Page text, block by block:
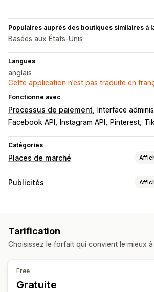
Populaires auprès des boutiques similaires à
Basées aux États-Unis
Langues
anglais
Cette application n’est pas traduite en
Fonctionne avec
Processus de paiement
Interface
Facebook API
Instagram API Pinterest
Catégories
Places de marché
Gestion des listes
Gestion des commandes
Règles personnalisées
Publicités
Tarification
Choisissez le forfait qui convient le mieux
Free
Gratuite